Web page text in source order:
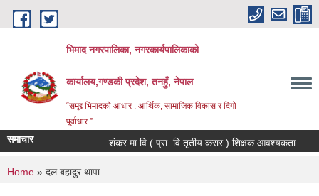
Skip to main content
भिमाद नगरपालिका, नगरकार्यपालिकाको
कार्यालय,गण्डकी प्रदेश, तनहुँ, नेपाल
“समृद्द भिमादको आधार : आर्थिक, सामाजिक विकास र दिगो
पूर्वाधार ”
समाचार शंकर मा.वि ( प्रा. वि तृतीय करार ) शिक्षक आवश्यकता
You are here
Home » दल बहादुर थापा